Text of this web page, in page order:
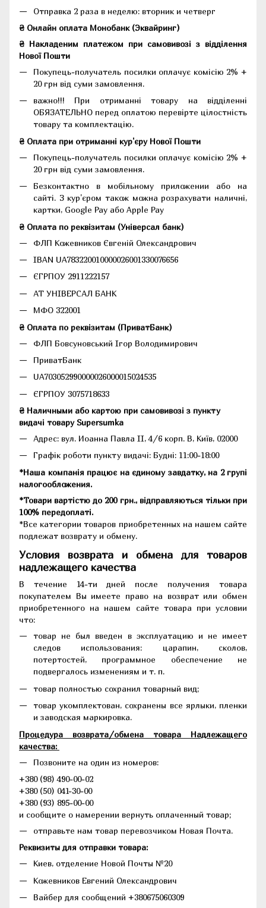
Отправка 2 раза в неделю: вторник и четверг
₴ Онлайн оплата Монобанк (Эквайринг)
₴ Накладеним платежом при самовивозі з відділення
Нової Пошти
Покупець-получатель посилки оплачує комісію 2% +
20 грн від суми замовлення.
важно!!! При отриманні товару на відділенні
ОБЯЗАТЕЛЬНО перед оплатою перевірте цілостність
товару та комплектацію.
₴ Оплата при отриманні кур'єру Нової Пошти
Покупець-получатель посилки оплачує комісію 2% +
20 грн від суми замовлення.
Безконтактно в мобільному приложении або на
сайті. З кур'єром також можна розрахувати наличні,
картки, Google Pay або Apple Pay
₴ Оплата по реквізитам (Універсал банк)
ФЛП Кожевников Євгеній Олександрович
IBAN UA783220010000026001330076656
ЄГРПОУ 2911222157
АТ УНІВЕРСАЛ БАНК
МФО 322001
₴ Оплата по реквізитам (ПриватБанк)
ФЛП Бовсуновський Ігор Володимирович
ПриватБанк
UA703052990000026000015024535
ЄГРПОУ 3075718633
₴ Наличными або картою при самовивозі з пункту
видачі товару Supersumka
Адрес: вул. Иоанна Павла II, 4/6 корп. В, Київ, 02000
Графік роботи пункту видачі: Будні: 11:00-18:00
*Наша компанія працює на єдиному завдатку, на 2 групі
налогообложения.
*Товари вартістю до 200 грн., відправляються тільки при
100% передоплаті.
*Все категории товаров приобретенных на нашем сайте
подлежат возврату и обмену.
Условия возврата и обмена для товаров
надлежащего качества
В течение 14-ти дней после получения товара
покупателем Вы имеете право на возврат или обмен
приобретенного на нашем сайте товара при условии
что:
товар не был введен в эксплуатацию и не имеет
следов использования: царапин, сколов,
потертостей, программное обеспечение не
подвергалось изменениям и т. п.
товар полностью сохранил товарный вид;
товар укомплектован, сохранены все ярлыки, пленки
и заводская маркировка.
Процедура возврата/обмена товара Надлежащего
качества:
Позвоните на один из номеров:
+380 (98) 490-00-02
+380 (50) 041-30-00
+380 (93) 895-00-00
и сообщите о намерении вернуть оплаченный товар;
отправьте нам товар перевозчиком Новая Почта.
Реквизиты для отправки товара:
Киев, отделение Новой Почты №20
Кожевников Евгений Олександрович
Вайбер для сообщений +380675060309